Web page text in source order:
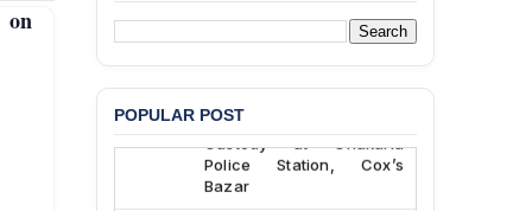
on
POPULAR POST
BANGLADESH ALERT:
JMBF Deeply Concerned
and Strongly Condemns
the Death of Durjoy
Chowdhury in Police
Custody at Chakaria
Police Station, Cox’s
Bazar